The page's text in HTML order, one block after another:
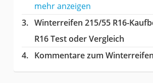
mehr anzeigen
Winterreifen 215/55 R16-
R16 Test oder Vergleich
Kommentare zum